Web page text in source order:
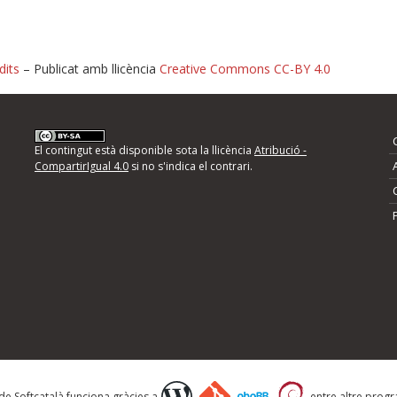
d'errors
següents i descriviu quina és la millora que
– Publicat amb llicència Creative Commons CC-BY 4.0
El contingut està disponible sota la llicència Atribució -
CompartirIgual 4.0si no s'indica el contrari.